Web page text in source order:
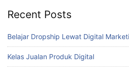
Recent Posts
Belajar Dropship Lewat Digital
Kelas Jualan Produk Digital